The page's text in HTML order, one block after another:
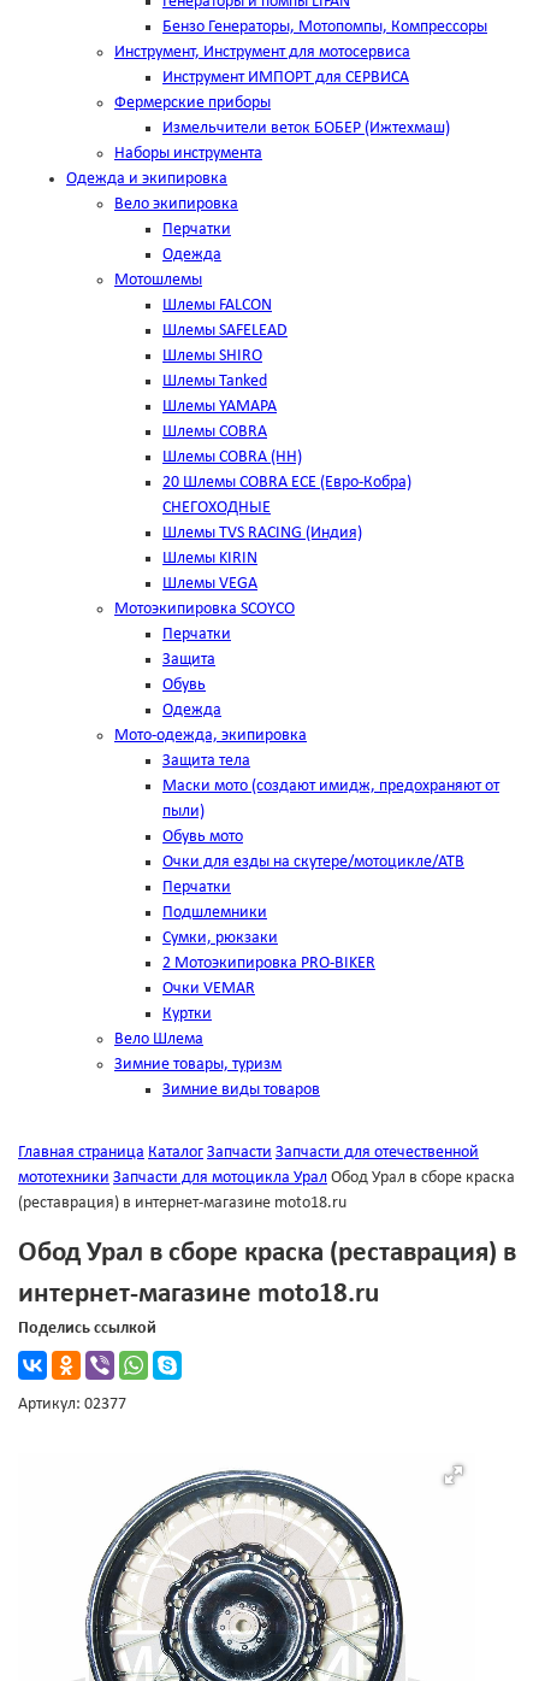
Бензо Генераторы, Мотопомпы, Компрессоры
Инструмент, Инструмент для мотосервиса
Инструмент ИМПОРТ для СЕРВИСА
Фермерские приборы
Измельчители веток БОБЕР (Ижтехмаш)
Наборы инструмента
Одежда и экипировка
Вело экипировка
Перчатки
Одежда
Мотошлемы
Шлемы FALCON
Шлемы SAFELEAD
Шлемы SHIRO
Шлемы Tanked
Шлемы YAMAPA
Шлемы COBRA
Шлемы COBRA (HH)
20 Шлемы COBRA ECE (Евро-Кобра)
СНЕГОХОДНЫЕ
Шлемы TVS RACING (Индия)
Шлемы KIRIN
Шлемы VEGA
Мотоэкипировка SCOYCO
Перчатки
Защита
Обувь
Одежда
Мото-одежда, экипировка
Защита тела
Маски мото (создают имидж, предохраняют от
пыли)
Обувь мото
Очки для езды на скутере/мотоцикле/АТВ
Перчатки
Подшлемники
Сумки, рюкзаки
2 Мотоэкипировка PRO-BIKER
Очки VEMAR
Куртки
Вело Шлема
Зимние товары, туризм
Зимние виды товаров
Главная страница Каталог Запчасти Запчасти для отечественной
мототехники Запчасти для мотоцикла Урал Обод Урал в сборе краска
(реставрация) в интернет-магазине moto18.ru
Обод Урал в сборе краска (реставрация) в
интернет-магазине moto18.ru
Поделись ссылкой
Артикул: 02377